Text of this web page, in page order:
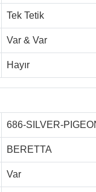
Tek Tetik
Var & Var
Hayır
686-SILVER-
BERETTA
Var